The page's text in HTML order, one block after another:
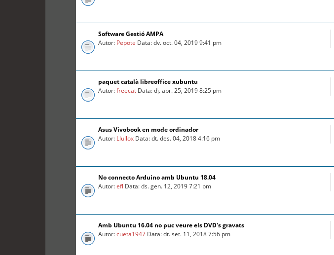
Software Gestió AMPA
Autor: Pepote Data: dv. oct. 04, 2019 9:41 pm
paquet català libreoffice xubuntu
Autor:freecat Data: dj. abr. 25, 2019 8:25 pm
Asus Vivobook en mode ordinador
Autor: Llullox Data: dt. des. 04, 2018 4:16 pm
No connecto Arduino amb Ubuntu 18.04
Autor:efl Data: ds. gen. 12, 2019 7:21 pm
Amb Ubuntu 16.04 no puc veure els DVD's gravats
Autor:cueta1947 Data: dt. set. 11, 2018 7:56 pm